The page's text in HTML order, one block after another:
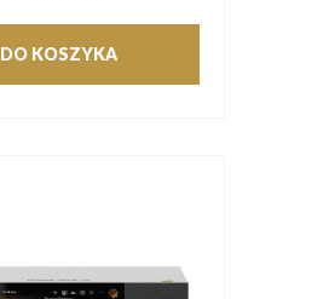
DO KOSZYKA